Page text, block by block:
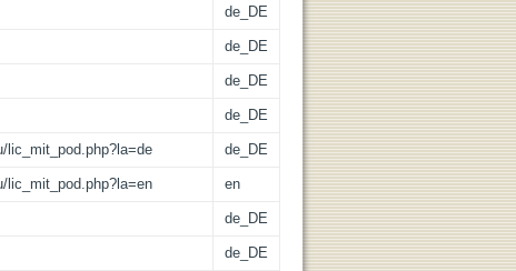
de_DE
de_DE
de_DE
de_DE
lic_mit_pod.php?la=de de_DE
lic_mit_pod.php?la=en en
de_DE
de_DE